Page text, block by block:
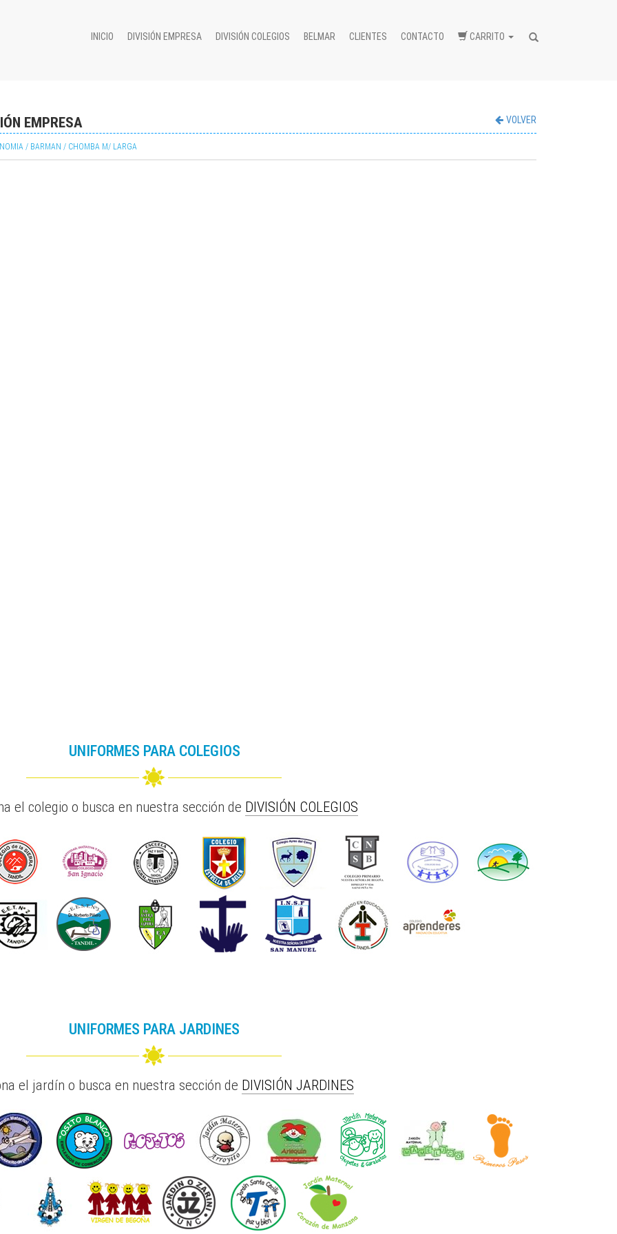
INICIO DIVISIÓN EMPRESA DIVISIÓN COLEGIOS BELMAR CLIENTES CONTACTO CARRITO
VOLVER
EMPRESA
/ BARMAN / CHOMBA M/ LARGA
UNIFORMES PARA COLEGIOS
el colegio o busca en nuestra sección de DIVISIÓN COLEGIOS
UNIFORMES PARA JARDINES
el jardín o busca en nuestra sección de DIVISIÓN JARDINES